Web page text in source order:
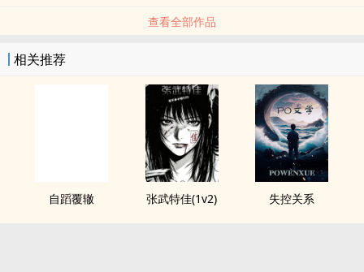
查看全部作品
相关推荐
自蹈覆辙 张武特佳(1v2) 失控关系